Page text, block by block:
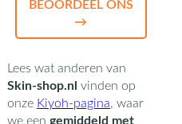
BEOORDEEL ONS
→
Lees wat anderen van
Skin-shop.nl vinden op
onze Kiyoh-pagina, waar
we een gemiddeld met